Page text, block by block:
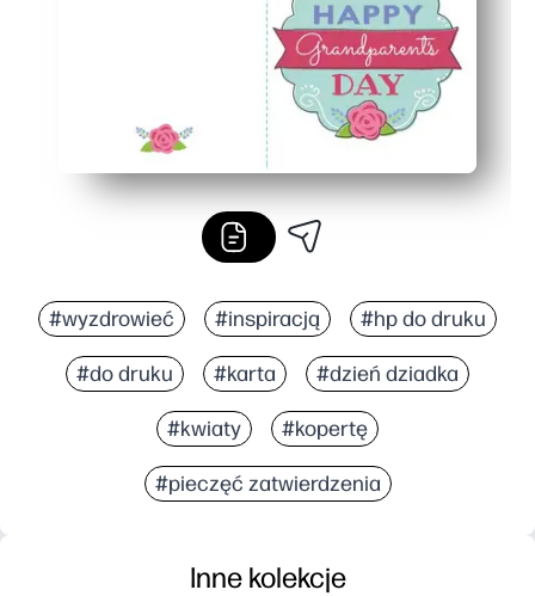
#wyzdrowieć #inspiracją #hp do druku
#do druku #karta #dzień dziadka
#kwiaty #kopertę
#pieczęć zatwierdzenia
Inne kolekcje